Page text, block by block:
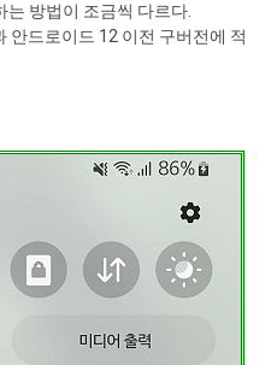
방법이 조금씩 다르다.
안드로이드 12 이전 구버전에 적